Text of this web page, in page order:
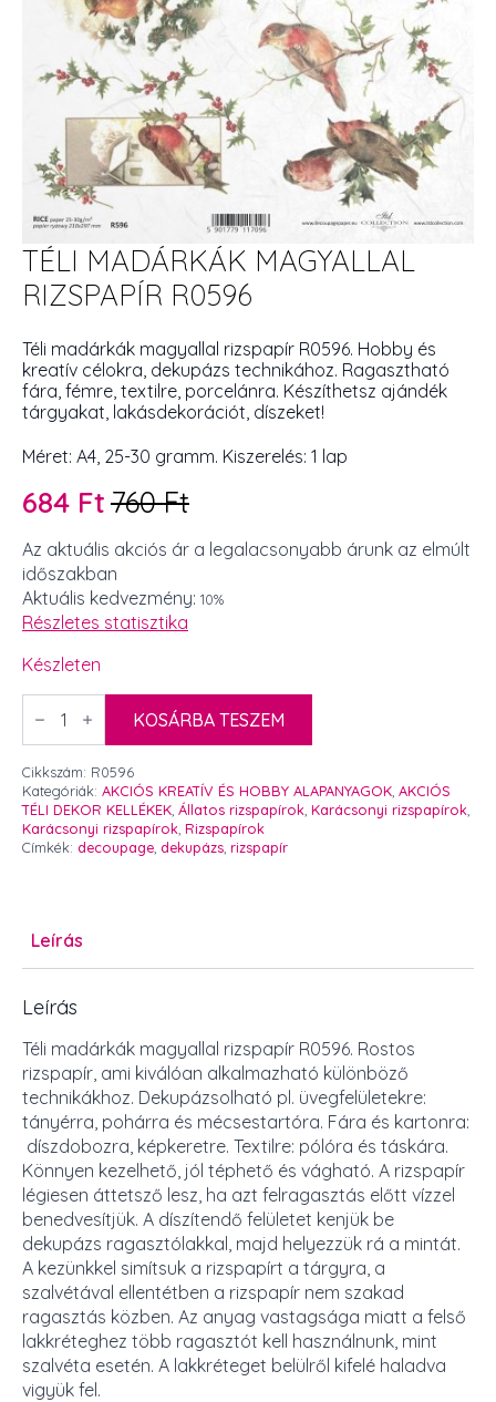
TÉLI MADÁRKÁK MAGYALLAL
RIZSPAPÍR R0596
Téli madárkák magyallal rizspapír R0596. Hobby és
kreatív célokra, dekupázs technikához. Ragasztható
fára, fémre, textilre, porcelánra. Készíthetsz ajándék
tárgyakat, lakásdekorációt, díszeket!
Méret: A4, 25-30 gramm. Kiszerelés: 1 lap
760Ft
Original
price
was:
760 Ft.
684 Ft
Current
price
is:
684 Ft.
Az aktuális akciós ár a legalacsonyabb árunk az elmúlt
időszakban
Aktuális kedvezmény: 10%
Részletes statisztika
Készleten
Téli
madárkák
R0596
mennyiség
KOSÁRBA TESZEM
Cikkszám: R0596
Kategóriák: AKCIÓS KREATÍV ÉS HOBBY ALAPANYAGOK AKCIÓS
TÉLI DEKOR KELLÉKEK Állatos rizspapírok Karácsonyi rizspapírok
Karácsonyi rizspapírok Rizspapírok
Címkék: decoupage dekupázs rizspapír
Leírás
Leírás
Téli madárkák magyallal rizspapír R0596. Rostos
rizspapír, ami kiválóan alkalmazható különböző
technikákhoz. Dekupázsolható pl. üvegfelületekre:
tányérra, pohárra és mécsestartóra. Fára és kartonra:
díszdobozra, képkeretre. Textilre: pólóra és táskára.
Könnyen kezelhető, jól téphető és vágható. A rizspapír
légiesen áttetsző lesz, ha azt felragasztás előtt vízzel
benedvesítjük. A díszítendő felületet kenjük be
dekupázs ragasztólakkal, majd helyezzük rá a mintát.
A kezünkkel simítsuk a rizspapírt a tárgyra, a
szalvétával ellentétben a rizspapír nem szakad
ragasztás közben. Az anyag vastagsága miatt a felső
lakkréteghez több ragasztót kell használnunk, mint
szalvéta esetén. A lakkréteget belülről kifelé haladva
vigyük fel.